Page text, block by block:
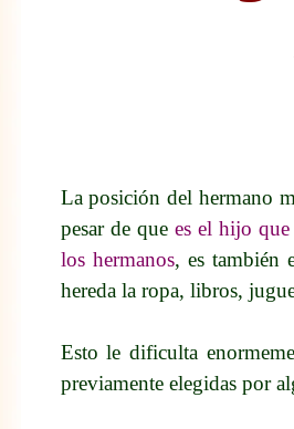
La posición del hermano
pesar de que es el hijo
los hermanos, es también
hereda la ropa, libros,
Esto le dificulta
previamente elegidas por